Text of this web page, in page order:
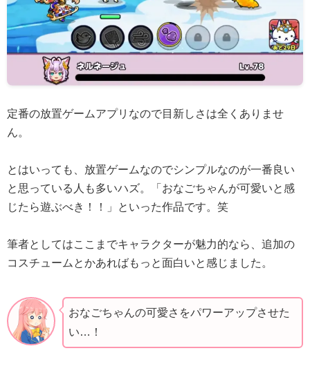
定番の放置ゲームアプリなので目新しさは全くありませ
ん。
とはいっても、放置ゲームなのでシンプルなのが一番良い
と思っている人も多いハズ。「おなごちゃんが可愛いと感
じたら遊ぶべき！！」といった作品です。笑
筆者としてはここまでキャラクターが魅力的なら、追加の
コスチュームとかあればもっと面白いと感じました。
おなごちゃんの可愛さをパワーアップさせた
い…！